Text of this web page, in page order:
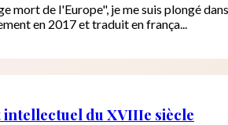
de l'Europe", je me suis plongé
en 2017 et traduit en frança...
du XVIIIe siècle